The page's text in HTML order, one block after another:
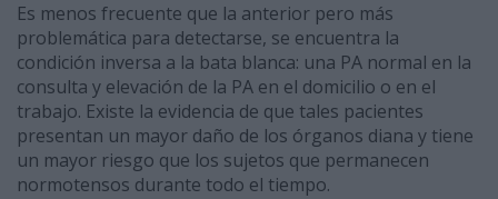
Es menos frecuente que la anterior pero más
problemática para detectarse, se encuentra la
condición inversa a la bata blanca: una PA normal en la
consulta y elevación de la PA en el domicilio o en el
trabajo. Existe la evidencia de que tales pacientes
presentan un mayor daño de los órganos diana y tiene
un mayor riesgo que los sujetos que permanecen
normotensos durante todo el tiempo.